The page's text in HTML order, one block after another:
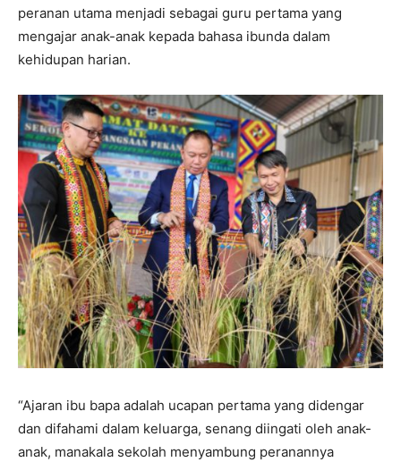
peranan utama menjadi sebagai guru pertama yang
mengajar anak-anak kepada bahasa ibunda dalam
kehidupan harian.
“Ajaran ibu bapa adalah ucapan pertama yang didengar
dan difahami dalam keluarga, senang diingati oleh anak-
anak, manakala sekolah menyambung peranannya